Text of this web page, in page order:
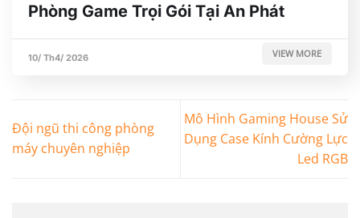
Phòng Game Trọi Gói Tại An Phát
10/ Th4/ 2026 VIEW MORE
Đội ngũ thi công phòng
máy chuyên nghiệp
Mô Hình Gaming House Sử
Dụng Case Kính Cường Lực
Led RGB